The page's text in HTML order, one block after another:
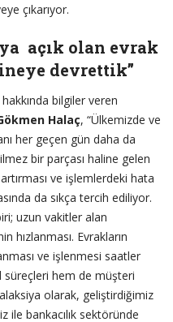
çıkarıyor.
açık olan evrak
devrettik”
bilgiler veren
Halaç, “Ülkemizde ve
her geçen gün daha da
bir parçası haline gelen
ve işlemlerdeki hata
da sıkça tercih ediliyor.
uzun vakitler alan
hızlanması. Evrakların
ve işlenmesi saatler
hem de müşteri
olarak, geliştirdiğimiz
ile bankacılık sektöründe